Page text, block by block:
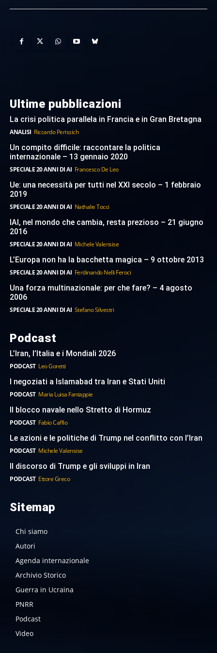
Ultime pubblicazioni
La crisi politica parallela in Francia e in Gran Bretagna
ANALISI Riccardo Perissich
Un compito difficile: raccontare la politica
internazionale – 13 gennaio 2020
SPECIALE 20 ANNI DI AI Francesco De Leo
Ue: una necessità per tutti nel XXI secolo – 1 febbraio
2019
SPECIALE 20 ANNI DI AI Nathalie Tocci
IAI, nel mondo che cambia, resta prezioso – 21 giugno
2016
SPECIALE 20 ANNI DI AI Michele Valensise
L’Europa non ha la bacchetta magica – 9 ottobre 2013
SPECIALE 20 ANNI DI AI Ferdinando Nelli Feroci
Una forza multinazionale: per che fare? – 4 agosto
2006
SPECIALE 20 ANNI DI AI Stefano Silvestri
Podcast
L’Iran, l’Italia e i Mondiali 2026
PODCAST Leo Goretti
I negoziati a Islamabad tra Iran e Stati Uniti
PODCAST Maria Luisa Fantappie
Il blocco navale nello Stretto di Hormuz
PODCAST Fabio Caffio
Le azioni e le politiche di Trump nel conflitto con l’Iran
PODCAST Michele Valensise
Il discorso di Trump e gli sviluppi in Iran
PODCAST Ettore Greco
Sitemap
Chi siamo
Autori
Agenda internazionale
Archivio Storico
Guerra in Ucraina
PNRR
Podcast
Video